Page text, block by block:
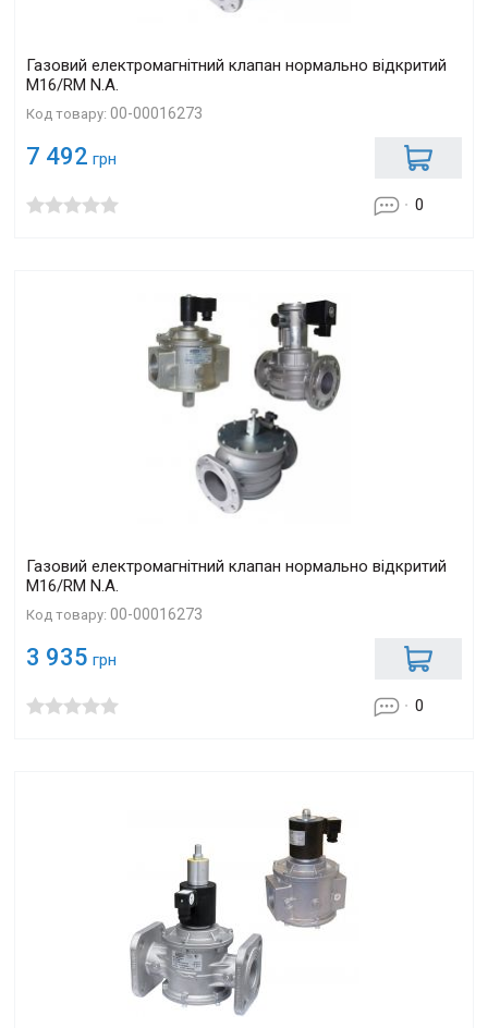
Газовий електромагнітний клапан нормально відкритий
M16/RM N.A.
Код товару:00-00016273
7 492 грн
0
Газовий електромагнітний клапан нормально відкритий
M16/RM N.A.
Код товару:00-00016273
3 935 грн
0